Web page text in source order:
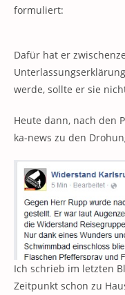
formuliert:
Dafür hat er
werde, sollte er sie
Heute dann, nach den
ka-news zu den
Ich schrieb im letzten
Zeitpunkt schon zu